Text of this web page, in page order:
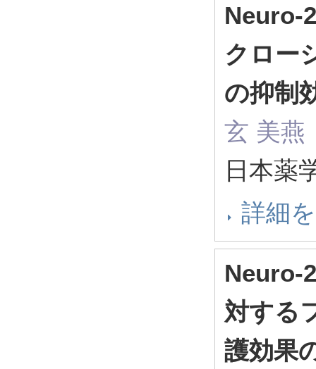
Neuro-
クロー
の抑制
玄 美燕
日本薬
詳細
Neuro-
対する
護効果